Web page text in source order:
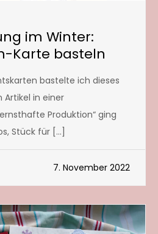
im Winter:
Karte basteln
bastelte ich dieses
Artikel in einer
Produktion“ ging
Stück für […]
7. November 2022